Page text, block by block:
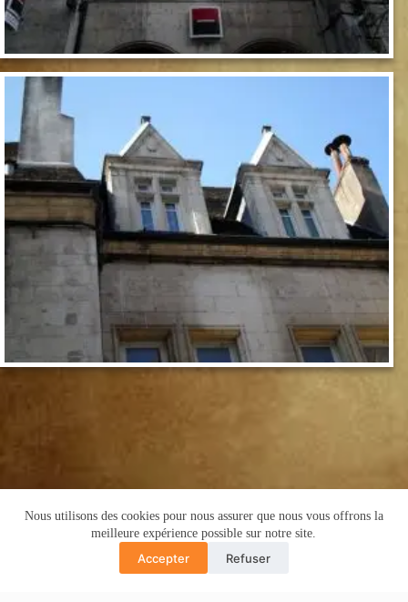
Nous utilisons des cookies pour nous assurer que nous vous offrons la
meilleure expérience possible sur notre site.
Accepter Refuser
Copyright © 2016 -Cyril de Grivel
PLAN DU SITE
MENTIONS LÉGALES
POLITIQUE CONFIDENTIALITÉ